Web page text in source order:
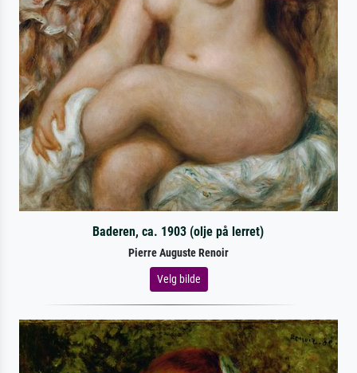
Baderen, ca. 1903 (olje på lerret)
Pierre Auguste Renoir
Velg bilde